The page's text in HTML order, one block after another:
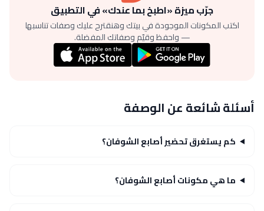
جرّب ميزة «اطبخ بما عندك» في التطبيق
اكتب المكونات الموجودة في بيتك وهنقترح عليك وصفات تناسبها
— واحفظ وقيّم وصفاتك المفضلة.
أسئلة شائعة عن الوصفة
كم يستغرق تحضير أصابع الشوفان؟
ما هي مكونات أصابع الشوفان؟